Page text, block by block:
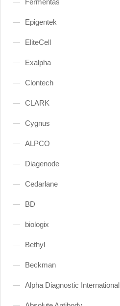
Fermentas
Epigentek
EliteCell
Exalpha
Clontech
CLARK
Cygnus
ALPCO
Diagenode
Cedarlane
BD
biologix
Bethyl
Beckman
Alpha Diagnostic International